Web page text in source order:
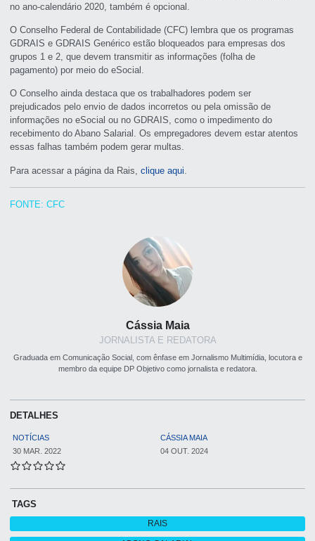
Cássia Maia
JORNALISTA E REDATORA
Graduada em Comunicação Social, com ênfase em Jornalismo Multimídia, locutora e
membro da equipe DP Objetivo como jornalista e redatora.
DETALHES
NOTÍCIAS
CÁSSIA MAIA
30 MAR. 2022
04 OUT. 2024
TAGS
RAIS
no ano-calendário 2020, também é opcional.
O Conselho Federal de Contabilidade (CFC) lembra que os programas
GDRAIS e GDRAIS Genérico estão bloqueados para empresas dos
grupos 1 e 2, que devem transmitir as informações (folha de
pagamento) por meio do eSocial.
O Conselho ainda destaca que os trabalhadores podem ser
prejudicados pelo envio de dados incorretos ou pela omissão de
informações no eSocial ou no GDRAIS, como o impedimento do
recebimento do Abano Salarial. Os empregadores devem estar atentos
essas falhas também podem gerar multas.
Para acessar a página da Rais,clique aqui
FONTE: CFC